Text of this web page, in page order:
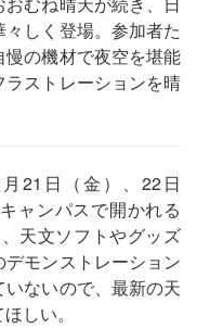
しく登場。参加者た
の機材で夜空を堪能
ストレーションを晴
21日（金）、22日
ャンパスで開かれる
天文ソフトやグッズ
モンストレーション
ないので、最新の天
しい。